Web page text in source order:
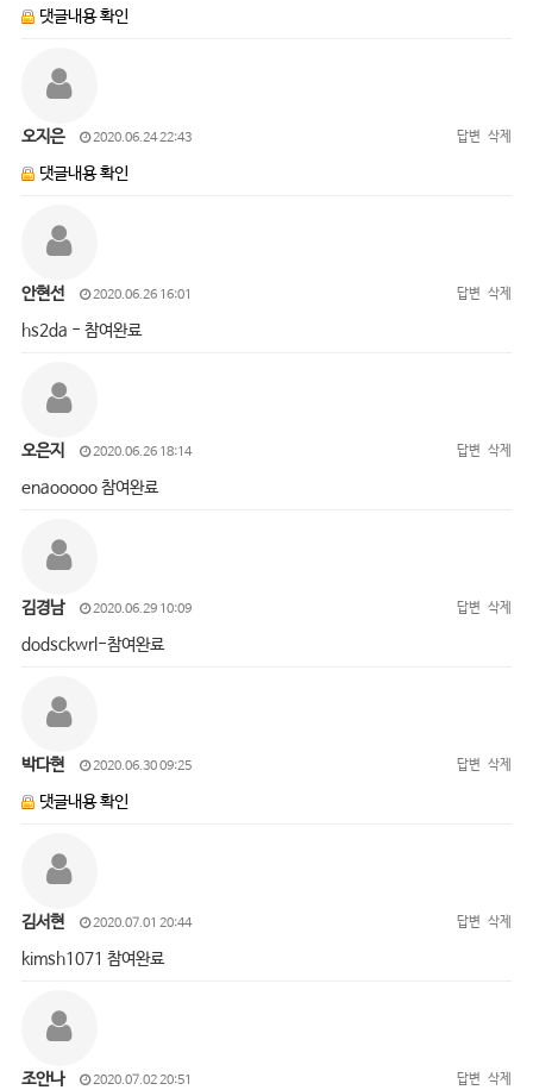
댓글내용 확인
오지은 2020.06.24 22:43 답변 삭제
댓글내용 확인
안현선 2020.06.26 16:01 답변 삭제
hs2da - 참여완료
오은지 2020.06.26 18:14 답변 삭제
enaooooo 참여완료
김경남 2020.06.29 10:09 답변 삭제
dodsckwrl-참여완료
박다현 2020.06.30 09:25 답변 삭제
댓글내용 확인
김서현 2020.07.01 20:44 답변 삭제
kimsh1071 참여완료
조안나 2020.07.02 20:51 답변 삭제